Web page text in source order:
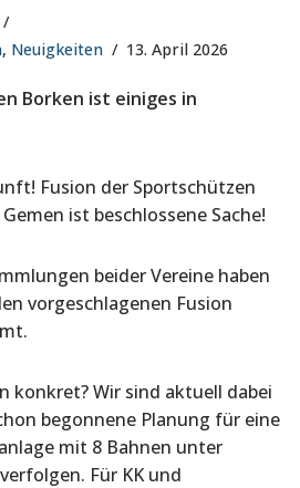
, Neuigkeiten 13. April 2026
Borken ist einiges in
Fusion der Sportschützen
ist beschlossene Sache!
beider Vereine haben
vorgeschlagenen Fusion
konkret? Wir sind aktuell dabei
begonnene Planung für eine
mit 8 Bahnen unter
Für KK und